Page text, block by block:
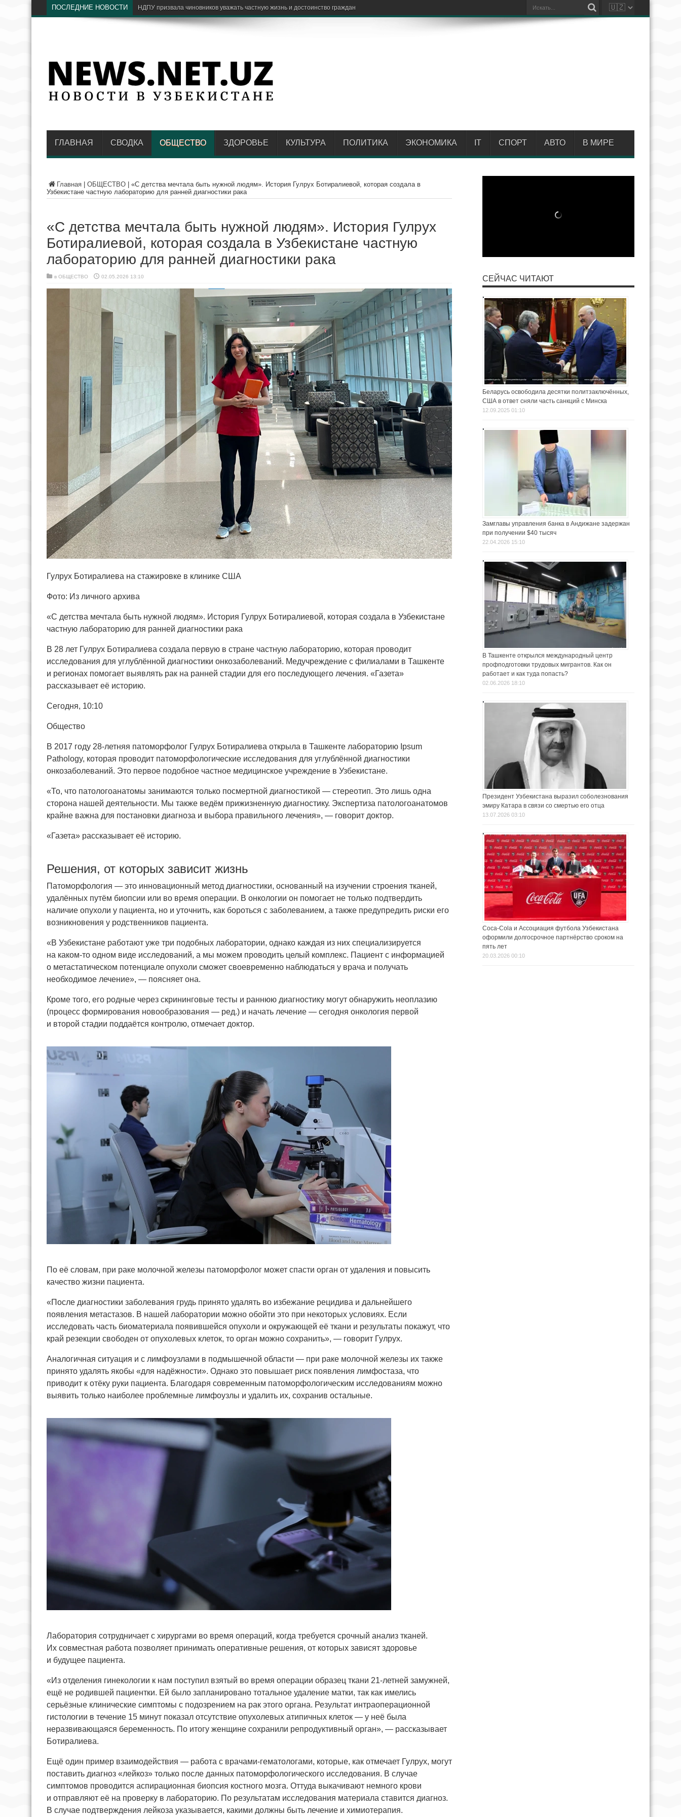
ПОСЛЕДНИЕ НОВОСТИ С какими проблемами граждане приход
ГЛАВНАЯ СВОДКА ОБЩЕСТВО ЗДОРОВЬЕ КУЛЬТУРА ПОЛИТИКА ЭКОНОМИКА IT СПОРТ АВТО В МИРЕ
Главная ОБЩЕСТВО
«С детства мечтала быть нужной людям». История Гулрух Ботиралиевой, которая создала в
Узбекистане частную лабораторию для ранней диагностики рака
«С детства мечтала быть нужной людям». История Гулрух
Ботиралиевой, которая создала в Узбекистане частную
лабораторию для ранней диагностики рака
в ОБЩЕСТВО 02.05.2026 13:10
Гулрух Ботиралиева на стажировке в клинике США
Фото: Из личного архива
«С детства мечтала быть нужной людям». История Гулрух Ботиралиевой, которая создала в Узбекистане
частную лабораторию для ранней диагностики рака
В 28 лет Гулрух Ботиралиева создала первую в стране частную лабораторию, которая проводит
исследования для углублённой диагностики онкозаболеваний. Медучреждение с филиалами в Ташкенте
и регионах помогает выявлять рак на ранней стадии для его последующего лечения. «Газета»
рассказывает её историю.
Сегодня, 10:10
Общество
В 2017 году 28-летняя патоморфолог Гулрух Ботиралиева открыла в Ташкенте лабораторию Ipsum
Pathology, которая проводит патоморфологические исследования для углублённой диагностики
онкозаболеваний. Это первое подобное частное медицинское учреждение в Узбекистане.
«То, что патологоанатомы занимаются только посмертной диагностикой — стереотип. Это лишь одна
сторона нашей деятельности. Мы также ведём прижизненную диагностику. Экспертиза патологоанатомов
крайне важна для постановки диагноза и выбора правильного лечения», — говорит доктор.
«Газета» рассказывает её историю.
Решения, от которых зависит жизнь
Патоморфология — это инновационный метод диагностики, основанный на изучении строения тканей,
удалённых путём биопсии или во время операции. В онкологии он помогает не только подтвердить
наличие опухоли у пациента, но и уточнить, как бороться с заболеванием, а также предупредить риски его
возникновения у родственников пациента.
«В Узбекистане работают уже три подобных лаборатории, однако каждая из них специализируется
на каком-то одном виде исследований, а мы можем проводить целый комплекс. Пациент с информацией
о метастатическом потенциале опухоли сможет своевременно наблюдаться у врача и получать
необходимое лечение», — поясняет она.
Кроме того, его родные через скрининговые тесты и раннюю диагностику могут обнаружить неоплазию
(процесс формирования новообразования — ред.) и начать лечение — сегодня онкология первой
и второй стадии поддаётся контролю, отмечает доктор.
По её словам, при раке молочной железы патоморфолог может спасти орган от удаления и повысить
качество жизни пациента.
«После диагностики заболевания грудь принято удалять во избежание рецидива и дальнейшего
появления метастазов. В нашей лаборатории можно обойти это при некоторых условиях. Если
исследовать часть биоматериала появившейся опухоли и окружающей её ткани и результаты покажут, что
край резекции свободен от опухолевых клеток, то орган можно сохранить», — говорит Гулрух.
Аналогичная ситуация и с лимфоузлами в подмышечной области — при раке молочной железы их также
принято удалять якобы «для надёжности». Однако это повышает риск появления лимфостаза, что
приводит к отёку руки пациента. Благодаря современным патоморфологическим исследованиям можно
выявить только наиболее проблемные лимфоузлы и удалить их, сохранив остальные.
Лаборатория сотрудничает с хирургами во время операций, когда требуется срочный анализ тканей.
Их совместная работа позволяет принимать оперативные решения, от которых зависят здоровье
и будущее пациента.
«Из отделения гинекологии к нам поступил взятый во время операции образец ткани 21-летней замужней,
ещё не родившей пациентки. Ей было запланировано тотальное удаление матки, так как имелись
серьёзные клинические симптомы с подозрением на рак этого органа. Результат интраоперационной
гистологии в течение 15 минут показал отсутствие опухолевых атипичных клеток — у неё была
неразвивающаяся беременность. По итогу женщине сохранили репродуктивный орган», — рассказывает
Ботиралиева.
Ещё один пример взаимодействия — работа с врачами-гематологами, которые, как отмечает Гулрух, могут
поставить диагноз «лейкоз» только после данных патоморфологического исследования. В случае
симптомов проводится аспирационная биопсия костного мозга. Оттуда выкачивают немного крови
и отправляют её на проверку в лабораторию. По результатам исследования материала ставится диагноз.
В случае подтверждения лейкоза указывается, какими должны быть лечение и химиотерапия.
СЕЙЧАС ЧИТАЮТ
Беларусь освободила десятки политзаключённых,
США в ответ сняли часть санкций с Минска
12.09.2025 01:10
Замглавы управления банка в Андижане задержан
при получении $40 тысяч
22.04.2026 15:10
В Ташкенте открылся международный центр
профподготовки трудовых мигрантов. Как он
работает и как туда попасть?
02.06.2026 18:10
Президент Узбекистана выразил соболезнования
эмиру Катара в связи со смертью его отца
13.07.2026 03:10
Coca-Cola и Ассоциация футбола Узбекистана
оформили долгосрочное партнёрство сроком на
пять лет
20.03.2026 00:10